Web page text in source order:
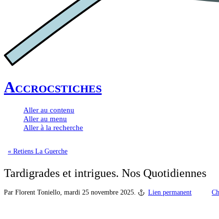
Accrocstiches
Aller au contenu
Aller au menu
Aller à la recherche
« Retiens La Guerche
Tardigrades et intrigues. Nos Quotidiennes
Par Florent Toniello, mardi 25 novembre 2025. Lien permanent